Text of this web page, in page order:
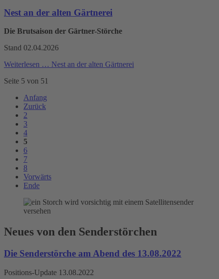
Nest an der alten Gärtnerei
Die Brutsaison der Gärtner-Störche
Stand 02.04.2026
Weiterlesen … Nest an der alten Gärtnerei
Seite 5 von 51
Anfang
Zurück
2
3
4
5
6
7
8
Vorwärts
Ende
Neues von den Senderstörchen
Die Senderstörche am Abend des 13.08.2022
Positions-Update 13.08.2022